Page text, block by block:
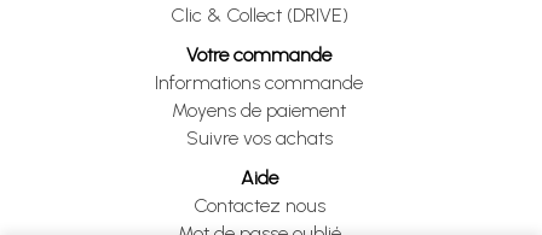
Clic & Collect (DRIVE)
Votre commande
Informations commande
Moyens de paiement
Suivre vos achats
Aide
Contactez nous